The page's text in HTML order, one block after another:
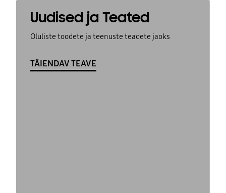
Uudised ja Teated
Oluliste toodete ja teenuste teadete jaoks
TÄIENDAV TEAVE